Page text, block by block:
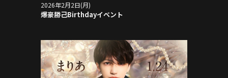
2026年2月2日(月)
爆豪勝己Birthdayイベント